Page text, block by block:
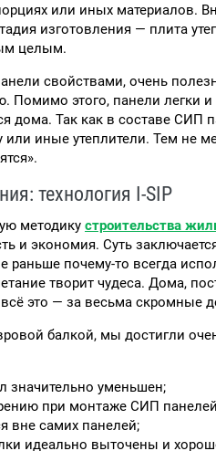
или иных материалов.
изготовления — плита
целым.
свойствами, очень
этого, панели легки
дома. Так как в составе СИП
иные утеплители. Тем не
технология I-SIP
методику строительства
и экономия. Суть
раньше почему-то всегда
творит чудеса. Дома,
это — за весьма скромные
балкой, мы достигли
значительно уменьшен;
при монтаже СИП
вне самих панелей;
идеально выточены и